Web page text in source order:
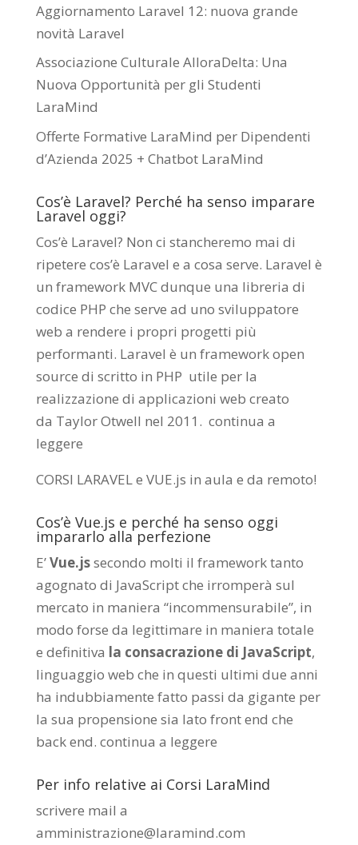
Aggiornamento Laravel 12: nuova grande
novità Laravel
Associazione Culturale AlloraDelta: Una
Nuova Opportunità per gli Studenti
LaraMind
Offerte Formative LaraMind per Dipendenti
d’Azienda 2025 + Chatbot LaraMind
Cos’è Laravel? Perché ha senso imparare
Laravel oggi?
Cos’è Laravel? Non ci stancheremo mai di
ripetere cos’è Laravel e a cosa serve. Laravel è
un framework MVC dunque una libreria di
codice PHP che serve ad uno sviluppatore
web a rendere i propri progetti più
performanti. Laravel è un framework open
source di scritto in PHP utile per la
realizzazione di applicazioni web creato
da Taylor Otwell nel 2011. continua a
leggere
CORSI LARAVEL e VUE.js in aula e da remoto!
Cos’è Vue.js e perché ha senso oggi
impararlo alla perfezione
E’Vue.jssecondo molti il framework tanto
agognato di JavaScript che irromperà sul
mercato in maniera “incommensurabile”, in
modo forse da legittimare in maniera totale
e definitiva la consacrazione di JavaScript,
linguaggio web che in questi ultimi due anni
ha indubbiamente fatto passi da gigante per
la sua propensione sia lato front end che
back end. continua a leggere
Per info relative ai Corsi LaraMind
scrivere mail a
amministrazione@laramind.com